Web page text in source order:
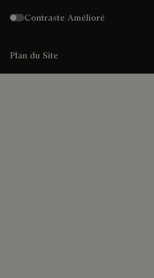
Contraste Amélioré
Plan du Site